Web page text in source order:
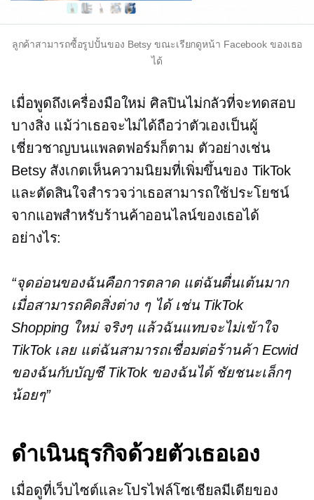
ลูกค้าสามารถซื้อรูปปั้นของ Betsy ขณะเรียกดูหน้า Facebook ของเธอ
ได้
เมื่อพูดถึงเครื่องมือใหม่ ศิลปินไม่กลัวที่จะทดสอบ
บางสิ่ง แม้ว่าเธอจะไม่ได้ถือว่าตัวเองเป็นผู้
เชี่ยวชาญบนแพลตฟอร์มก็ตาม ตัวอย่างเช่น
Betsy สังเกตเห็นความนิยมที่เพิ่มขึ้นของ TikTok
และตัดสินใจสำรวจว่าเธอสามารถใช้ประโยชน์
จากแอพสำหรับร้านค้าออนไลน์ของเธอได้
อย่างไร:
“จุดอ่อนของฉันคือการตลาด แต่ฉันตื่นเต้นมาก
เมื่อสามารถคิดสิ่งต่าง ๆ ได้ เช่น TikTok
Shopping ใหม่ จริงๆ แล้วฉันแทบจะไม่เข้าใจ
TikTok เลย แต่ฉันสามารถเชื่อมต่อร้านค้า Ecwid
ของฉันกับบัญชี TikTok ของฉันได้ ชัยชนะเล็กๆ
น้อยๆ”
ดำเนินธุรกิจด้วยตัวเธอเอง
เมื่อดูที่เว็บไซต์และโปรไฟล์โซเชียลมีเดียของ